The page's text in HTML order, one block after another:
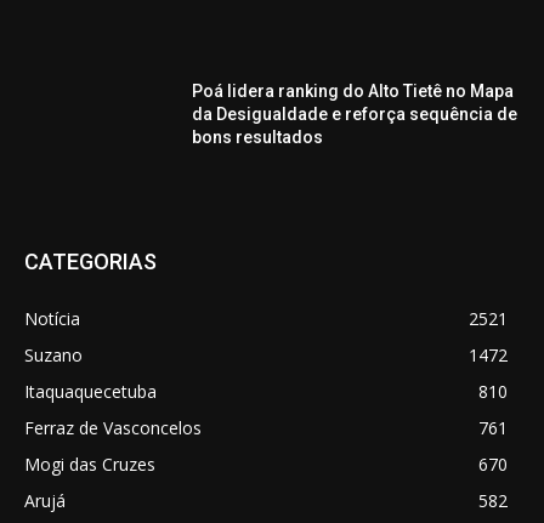
Poá lidera ranking do Alto Tietê no Mapa
da Desigualdade e reforça sequência de
bons resultados
CATEGORIAS
Notícia
2521
Suzano
1472
Itaquaquecetuba
810
Ferraz de Vasconcelos
761
Mogi das Cruzes
670
Arujá
582